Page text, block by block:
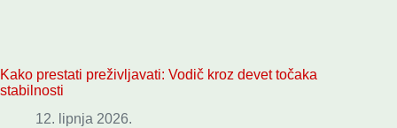
Kako prestati preživljavati: Vodič kroz devet točaka
stabilnosti
12. lipnja 2026.